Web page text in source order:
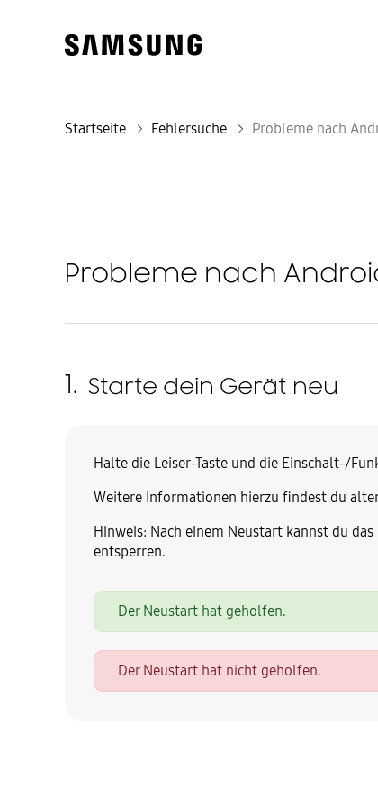
Startseite Fehlersuche Probleme nach
Probleme nach
1. Starte dein Gerät neu
Halte die Leiser-Taste und die Einschalt-/
Weitere Informationen hierzu findest du
Hinweis: Nach einem Neustart kannst du
entsperren.
Der Neustart hat geholfen.
Der Neustart hat nicht geholfen.